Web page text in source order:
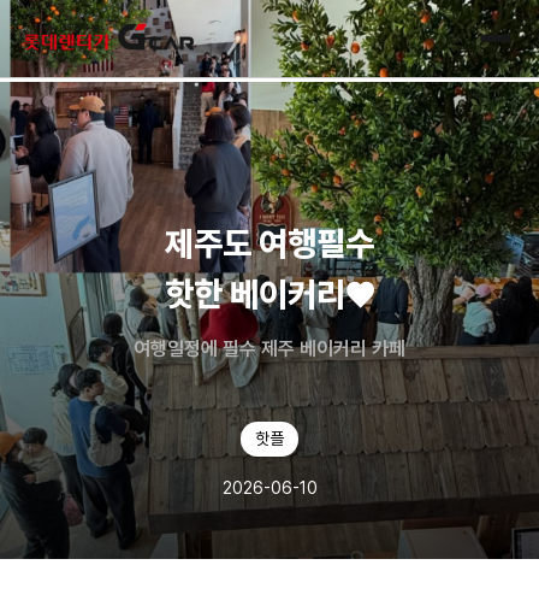
skip navigation
전체
제주도 여행필수
핫한 베이커리♥
여행일정에 필수 제주 베이커리 카페
핫플
2026-06-10